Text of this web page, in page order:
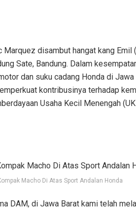
disambut hangat kang Emil
Sate, Bandung. Dalam
dan suku cadang Honda di Jawa
kontribusinya terhadap
Usaha Kecil Menengah
Macho Di Atas Sport Andalan Honda
DAM, di Jawa Barat kami telah